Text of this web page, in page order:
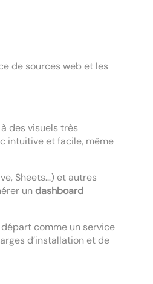
de sources web et les
des visuels très
intuitive et facile, même
Sheets…) et autres
un dashboard
comme un service
d’installation et de